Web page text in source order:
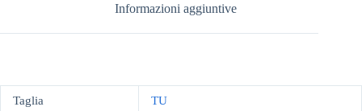
Informazioni aggiuntive
Taglia TU